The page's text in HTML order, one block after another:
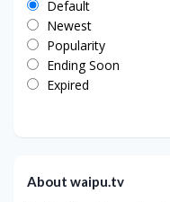
Default
Newest
Popularity
Ending Soon
Expired
About waipu.tv